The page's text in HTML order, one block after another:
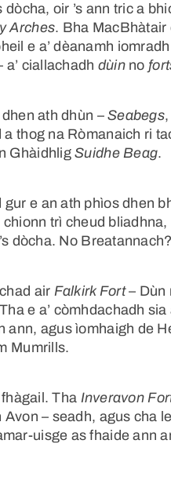
dòcha, oir ’s ann tric a
Arches. Bha MacBhàtair
e a’ dèanamh
a’ ciallachadh dùinno
ath dhùn –Seabegs
thog na Ròmanaich ri
GhàidhligSuidhe Beag.
e an ath phìos dhen
trì cheud bliadhna,
dòcha. No Breatannach?
air Falkirk Fort– Dùn
e a’ còmhdachadh
ann, agus ìomhaigh de
Mumrills.
Tha Inveravon
– seadh, agus cha
uisge as fhaide ann